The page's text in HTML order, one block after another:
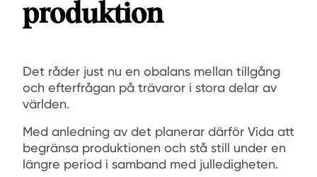
produktion
Det råder just nu en obalans mellan tillgång
och efterfrågan på trävaror i stora delar av
världen.
Med anledning av det planerar därför Vida att
begränsa produktionen och stå still under en
längre period i samband med julledigheten.